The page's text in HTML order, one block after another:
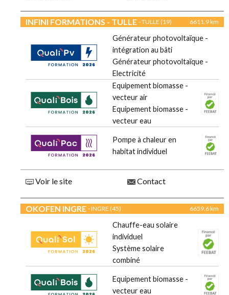
INFINI FORMATIONS - TULLE - TULLE (19) 6611.9 km
Générateur photovoltaïque -
intégration au bâti
Générateur photovoltaïque -
Electricité
Equipement biomasse -
vecteur air
Equipement biomasse -
vecteur eau
Pompe à chaleur en
habitat individuel
Voir le site Contact
OKOFEN INGRE - INGRE (45) 6659.6 km
Chauffe-eau solaire
individuel
Système solaire
combiné
Equipement biomasse -
vecteur eau